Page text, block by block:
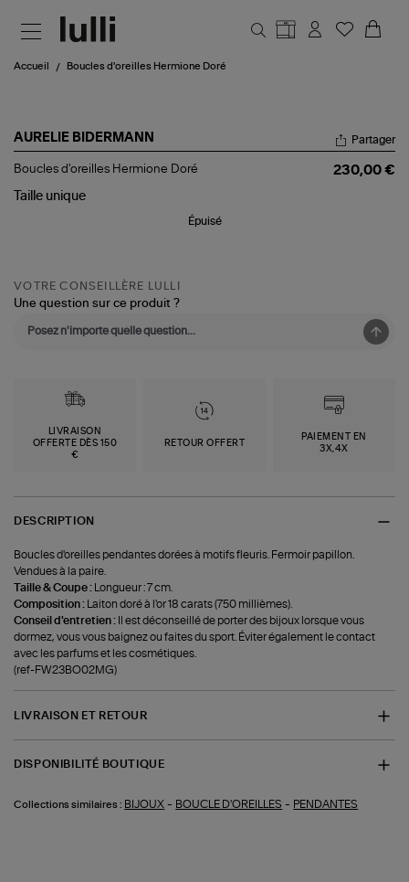
Accueil Boucles d'oreilles Hermione Doré
AURELIE BIDERMANN
Boucles
Hermione
Partager
Boucles d'oreilles Hermione Doré
230,00 €
Taille unique
Épuisé
VOTRE CONSEILLÈRE LULLI
Une question sur ce produit ?
LIVRAISON
OFFERTE DÈS 150
€
RETOUR OFFERT
PAIEMENT EN
3X,4X
DESCRIPTION
Boucles d'oreilles pendantes dorées à motifs fleuris. Fermoir papillon.
Vendues à la paire.
Taille & Coupe :
Longueur : 7 cm.
Composition :
Laiton doré à l'or 18 carats (750 millièmes).
Conseil d'entretien :
Il est déconseillé de porter des bijoux lorsque vous
dormez, vous vous baignez ou faites du sport. Éviter également le contact
avec les parfums et les cosmétiques.
(ref-FW23BO02MG)
LIVRAISON ET RETOUR
DISPONIBILITÉ BOUTIQUE
Collections similaires : BIJOUX - BOUCLE D'OREILLES - PENDANTES